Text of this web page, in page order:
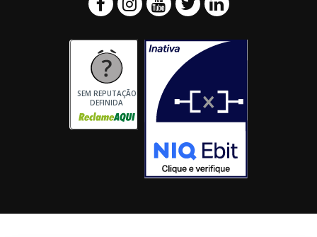
SEM REPUTAÇÃO
DEFINIDA